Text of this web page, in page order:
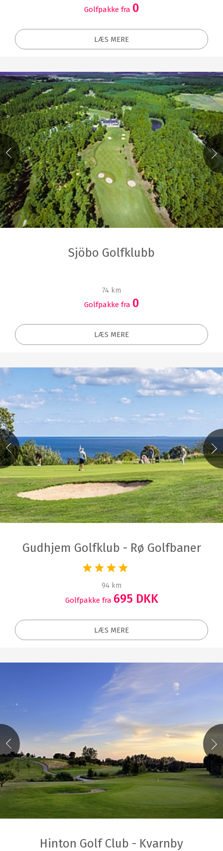
Golfpakke fra 0
LÆS MERE
Sjöbo Golfklubb
74 km
Golfpakke fra 0
LÆS MERE
Gudhjem Golfklub - Rø Golfbaner
94 km
Golfpakke fra 695 DKK
LÆS MERE
Hinton Golf Club - Kvarnby